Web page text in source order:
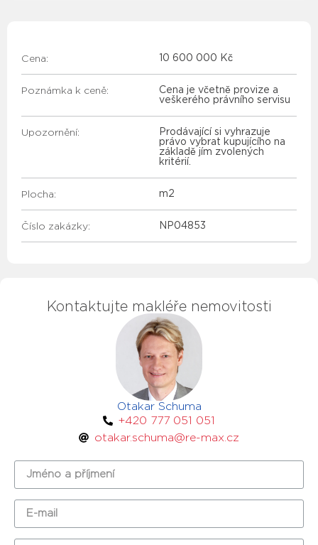
Cena: 10 600 000 Kč
Poznámka k ceně:
cena je včetně provize a
veškerého právního servisu
Upozornění:
Prodávající si vyhrazuje
právo vybrat kupujícího na
základě jím zvolených
kritérií.
Plocha: m2
Číslo zakázky: NP04853
Kontaktujte makléře nemovitosti
Otakar Schuma
+420 777 051 051
otakar.schuma@re-max.cz